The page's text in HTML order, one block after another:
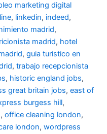
marketing digital
, linkedin, indeed,
madrid,
madrid, hotel
, guia turistico en
, trabajo recepcionista
, historic england jobs,
great britain jobs, east of
burgess hill,
, office cleaning london,
london, wordpress